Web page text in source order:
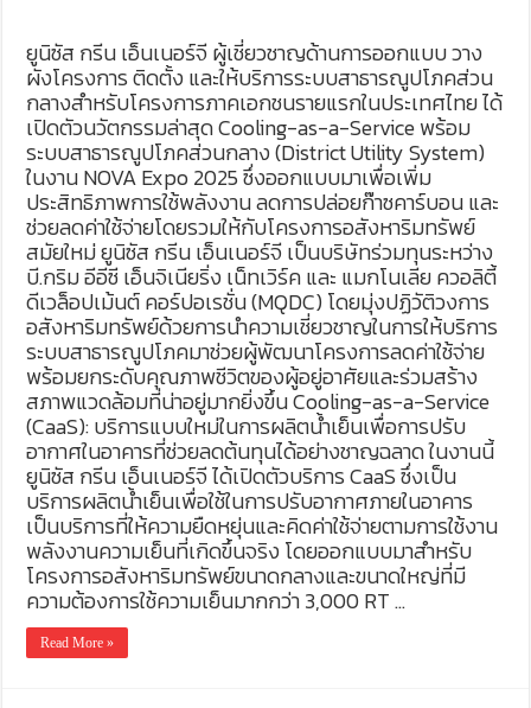
ยูนิซัส กรีน เอ็นเนอร์จี ผู้เชี่ยวชาญด้านการออกแบบ วาง
ผังโครงการ ติดตั้ง และให้บริการระบบสาธารณูปโภคส่วน
กลางสำหรับโครงการภาคเอกชนรายแรกในประเทศไทย ได้
เปิดตัวนวัตกรรมล่าสุด Cooling-as-a-Service พร้อม
ระบบสาธารณูปโภคส่วนกลาง (District Utility System)
ในงาน NOVA Expo 2025 ซึ่งออกแบบมาเพื่อเพิ่ม
ประสิทธิภาพการใช้พลังงาน ลดการปล่อยก๊าซคาร์บอน และ
ช่วยลดค่าใช้จ่ายโดยรวมให้กับโครงการอสังหาริมทรัพย์
สมัยใหม่ ยูนิซัส กรีน เอ็นเนอร์จี เป็นบริษัทร่วมทุนระหว่าง
บี.กริม อีอีซี เอ็นจิเนียริ่ง เน็ทเวิร์ค และ แมกโนเลีย ควอลิตี้
ดีเวล็อปเม้นต์ คอร์ปอเรชั่น (MQDC) โดยมุ่งปฏิวัติวงการ
อสังหาริมทรัพย์ด้วยการนำความเชี่ยวชาญในการให้บริการ
ระบบสาธารณูปโภคมาช่วยผู้พัฒนาโครงการลดค่าใช้จ่าย
พร้อมยกระดับคุณภาพชีวิตของผู้อยู่อาศัยและร่วมสร้าง
สภาพแวดล้อมที่น่าอยู่มากยิ่งขึ้น Cooling-as-a-Service
(CaaS): บริการแบบใหม่ในการผลิตน้ำเย็นเพื่อการปรับ
อากาศในอาคารที่ช่วยลดต้นทุนได้อย่างชาญฉลาด ในงานนี้
ยูนิซัส กรีน เอ็นเนอร์จี ได้เปิดตัวบริการ CaaS ซึ่งเป็น
บริการผลิตน้ำเย็นเพื่อใช้ในการปรับอากาศภายในอาคาร
เป็นบริการที่ให้ความยืดหยุ่นและคิดค่าใช้จ่ายตามการใช้งาน
พลังงานความเย็นที่เกิดขึ้นจริง โดยออกแบบมาสำหรับ
โครงการอสังหาริมทรัพย์ขนาดกลางและขนาดใหญ่ที่มี
ความต้องการใช้ความเย็นมากกว่า 3,000 RT …
Read More »